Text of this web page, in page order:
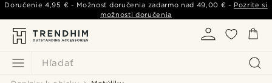
Hľadať
Doručenie4,95 € - Možnosť doručenia zadarmo nad 49,00 € - Pozrite si
možnosti doručenia